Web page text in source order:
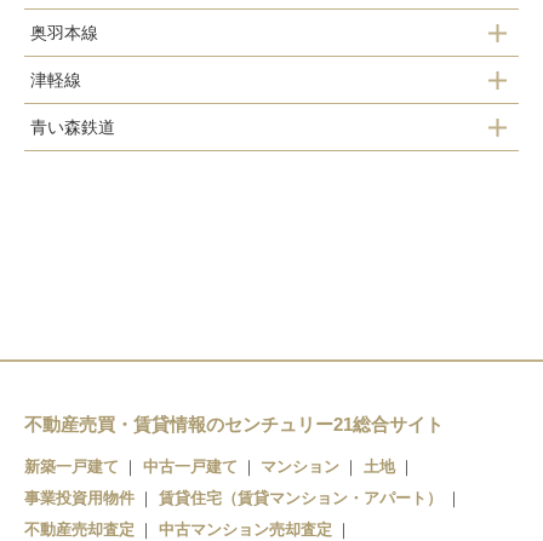
新青森駅
奥羽本線
浪岡駅
大釈迦駅
津軽線
青森駅
青い森鉄道
筒井駅
青森駅
不動産売買・賃貸情報のセンチュリー21総合サイト
新築一戸建て 中古一戸建て マンション
土地
事業投資用物件
賃貸住宅（賃貸マンション・アパート）
不動産売却査定
中古マンション売却査定